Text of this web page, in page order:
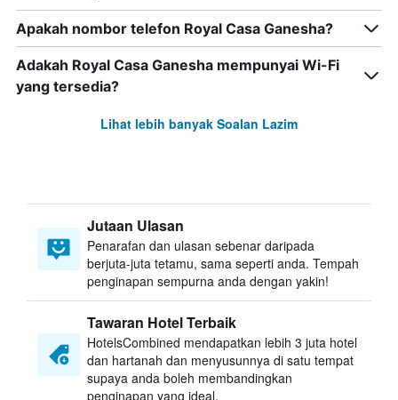
Apakah nombor telefon Royal Casa Ganesha?
Adakah Royal Casa Ganesha mempunyai Wi-Fi
yang tersedia?
Lihat lebih banyak Soalan Lazim
Jutaan Ulasan
Penarafan dan ulasan sebenar daripada
berjuta-juta tetamu, sama seperti anda. Tempah
penginapan sempurna anda dengan yakin!
Tawaran Hotel Terbaik
HotelsCombined mendapatkan lebih 3 juta hotel
dan hartanah dan menyusunnya di satu tempat
supaya anda boleh membandingkan
penginapan yang ideal.